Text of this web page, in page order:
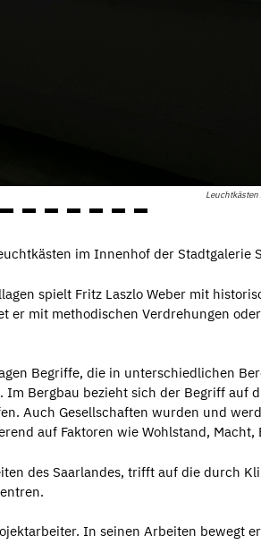
Leuchtkästen
im Innenhof der Stadtgalerie
spielt Fritz Laszlo Weber mit
er mit methodischen Verdrehungen
Begriffe, die in unterschiedlichen
Bergbau bezieht sich der Begriff auf
Auch Gesellschaften wurden und
auf Faktoren wie Wohlstand,
des Saarlandes, trifft auf die durch
In seinen Arbeiten bewegt